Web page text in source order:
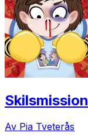
Skilsmission
Av Pia Tveterås